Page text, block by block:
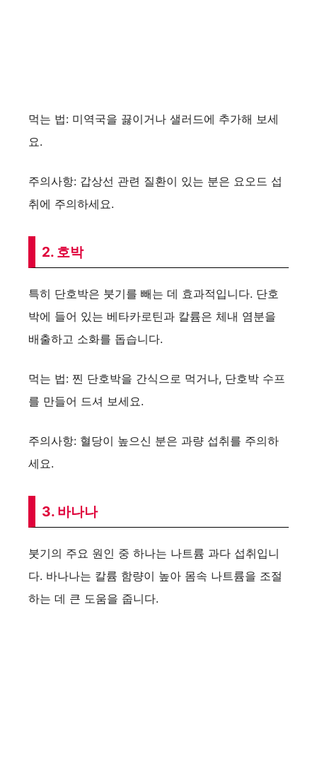
먹는 법: 미역국을 끓이거나 샐러드에 추가해 보세
요.
주의사항: 갑상선 관련 질환이 있는 분은 요오드 섭
취에 주의하세요.
2. 호박
특히 단호박은 붓기를 빼는 데 효과적입니다. 단호
박에 들어 있는 베타카로틴과 칼륨은 체내 염분을
배출하고 소화를 돕습니다.
먹는 법: 찐 단호박을 간식으로 먹거나, 단호박 수프
를 만들어 드셔 보세요.
주의사항: 혈당이 높으신 분은 과량 섭취를 주의하
세요.
3. 바나나
붓기의 주요 원인 중 하나는 나트륨 과다 섭취입니
다. 바나나는 칼륨 함량이 높아 몸속 나트륨을 조절
하는 데 큰 도움을 줍니다.